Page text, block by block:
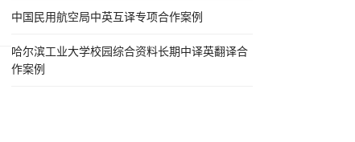
中国民用航空局中英互译专项合作案例
哈尔滨工业大学校园综合资料长期中译英翻译合
作案例